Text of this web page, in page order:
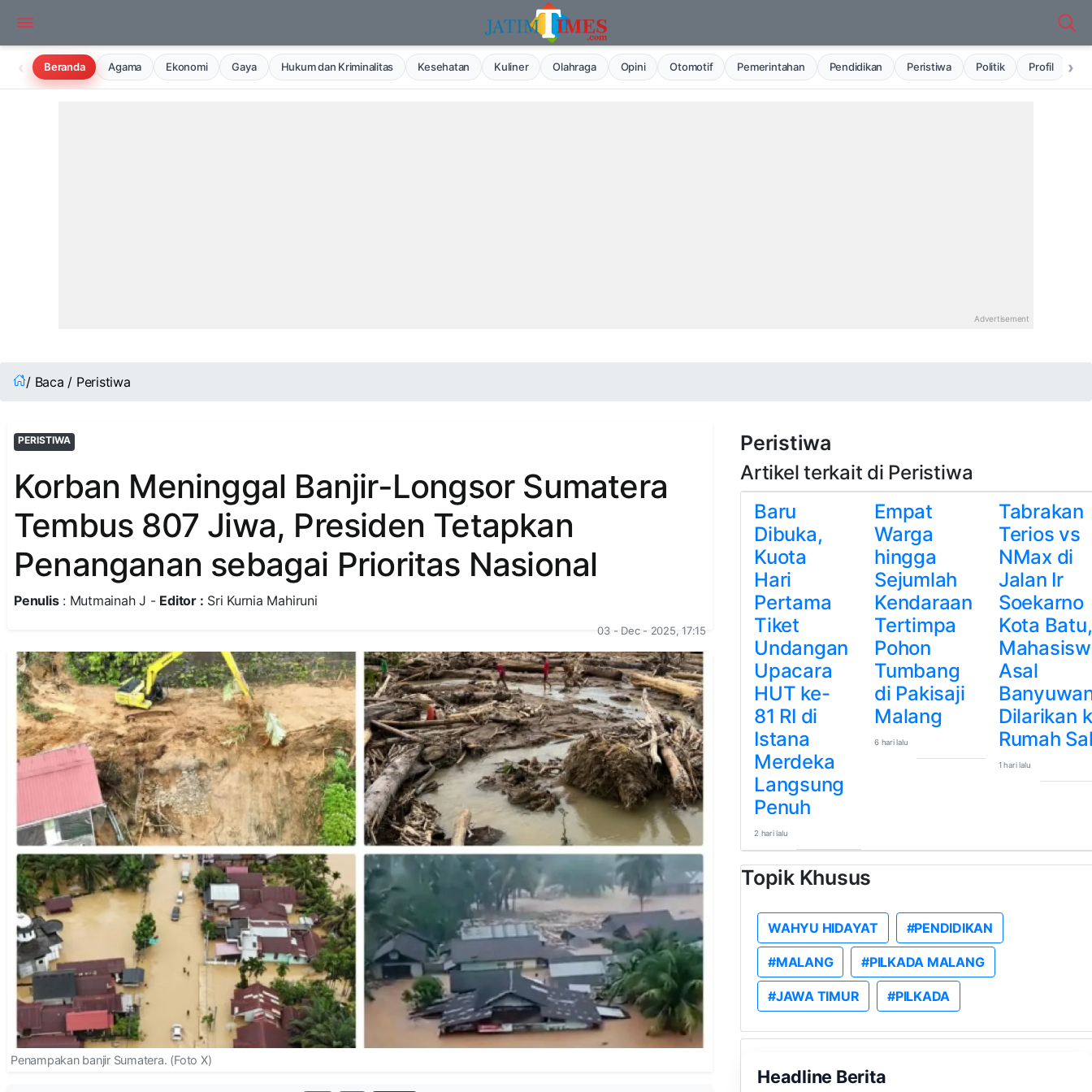
‹ Beranda Agama Ekonomi Gaya Hukum dan Kriminalitas Kesehatan Kuliner Olahraga Opini Otomotif Pemerintahan Pendidikan Peristiwa Politik Profil ›
/ Baca / Peristiwa
PERISTIWA
Korban Meninggal Banjir-Longsor Sumatera
Tembus 807 Jiwa, Presiden Tetapkan
Penanganan sebagai Prioritas Nasional
Penulis: Mutmainah J - Editor : Sri Kurnia Mahiruni
03 - Dec - 2025, 17:15
Penampakan banjir Sumatera. (Foto X)
Peristiwa
Artikel terkait di Peristiwa
Baru
Dibuka,
Kuota
Hari
Pertama
Tiket
Undangan
Upacara
HUT ke-
81 RI di
Istana
Merdeka
Langsung
Penuh
2 hari lalu
Empat
Warga
hingga
Sejumlah
Kendaraan
Tertimpa
Pohon
Tumbang
di Pakisaji
Malang
6 hari lalu
Tabrakan
Terios vs
NMax di
Jalan Ir
Soekarno
Kota Batu,
Asal
Dilarikan
Rumah
1 hari lalu
Topik Khusus
WAHYU HIDAYAT #PENDIDIKAN
#MALANG #PILKADA MALANG
#JAWA TIMUR #PILKADA
Headline Berita